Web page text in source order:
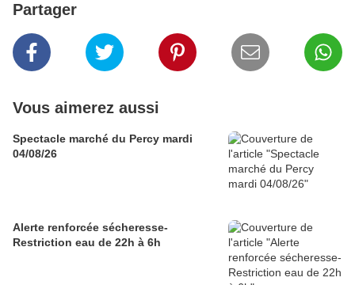
Partager
Vous aimerez aussi
Spectacle marché du Percy mardi
04/08/26
Alerte renforcée sécheresse-
Restriction eau de 22h à 6h